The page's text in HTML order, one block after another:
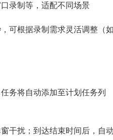
录制等，适配不同场景
可根据录制需求灵活调整（
务将自动添加至计划任务列
干扰；到达结束时间后，自